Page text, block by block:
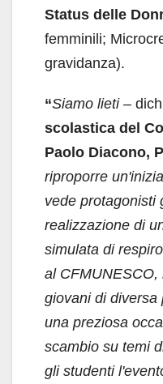
Status delle
femminili;
gravidanza).
“Siamo lieti –
scolastica del
Paolo Diacono,
riproporre
vede protagonisti
realizzazione di
simulata di
al
giovani di diversa
una preziosa
scambio su temi
gli studenti